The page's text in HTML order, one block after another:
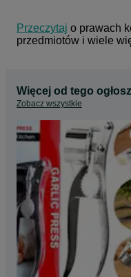
Przeczytaj o prawach
przedmiotów i wiele
Więcej od tego
Zobacz wszystkie